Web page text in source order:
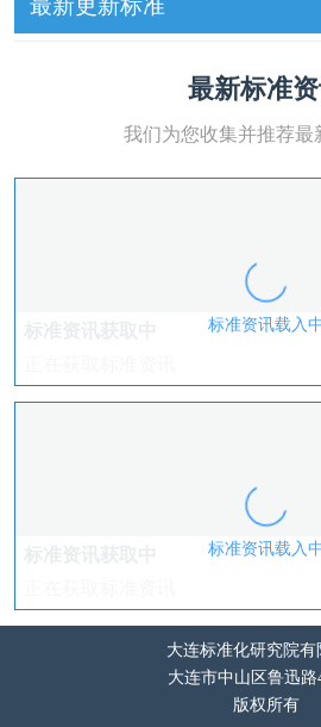
最新标准
我们为您收集并推荐最
标准资讯载入中
标准资讯载入中
大连标准化研究院有
大连市中山区鲁迅路
版权所有